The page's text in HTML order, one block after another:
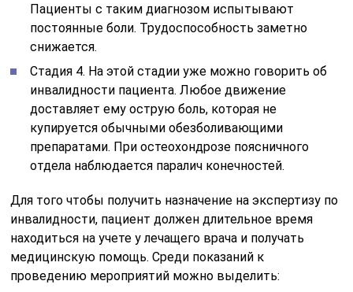
Пациенты с таким диагнозом испытывают
постоянные боли. Трудоспособность заметно
снижается.
Стадия 4. На этой стадии уже можно говорить об
инвалидности пациента. Любое движение
доставляет ему острую боль, которая не
купируется обычными обезболивающими
препаратами. При остеохондрозе поясничного
отдела наблюдается паралич конечностей.
Для того чтобы получить назначение на экспертизу по
инвалидности, пациент должен длительное время
находиться на учете у лечащего врача и получать
медицинскую помощь. Среди показаний к
проведению мероприятий можно выделить: